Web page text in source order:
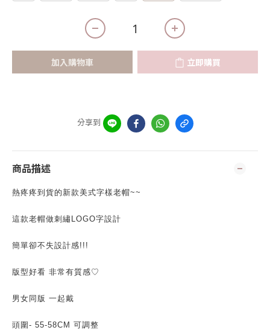
加入購物車 立即購買
分享到
商品描述
熱疼疼到貨的新款美式字樣老帽~~
這款老帽做刺繡LOGO字設計
簡單卻不失設計感!!!
版型好看 非常有質感♡
男女同版 一起戴
頭圍- 55-58CM 可調整